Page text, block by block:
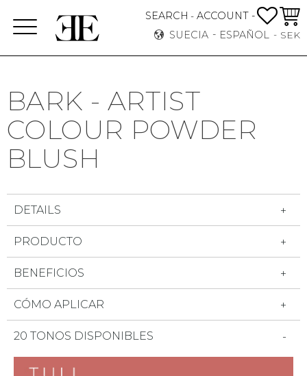
Menú
SEARCH - ACCOUNT -
SUECIA
ESPAÑOL SEK
BARK - ARTIST
COLOUR POWDER
BLUSH
DETAILS
PRODUCTO
BENEFICIOS
CÓMO APLICAR
20 TONOS DISPONIBLES